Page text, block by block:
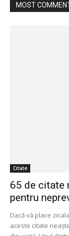
MOST
Citate
65 de citate
pentru
Dacă vă place
aceste citate